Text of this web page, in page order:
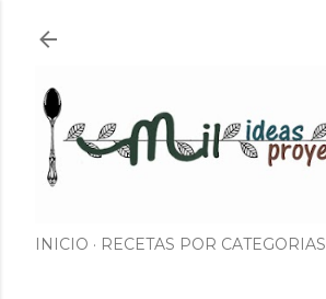
INICIO RECETAS POR CATEGORIAS